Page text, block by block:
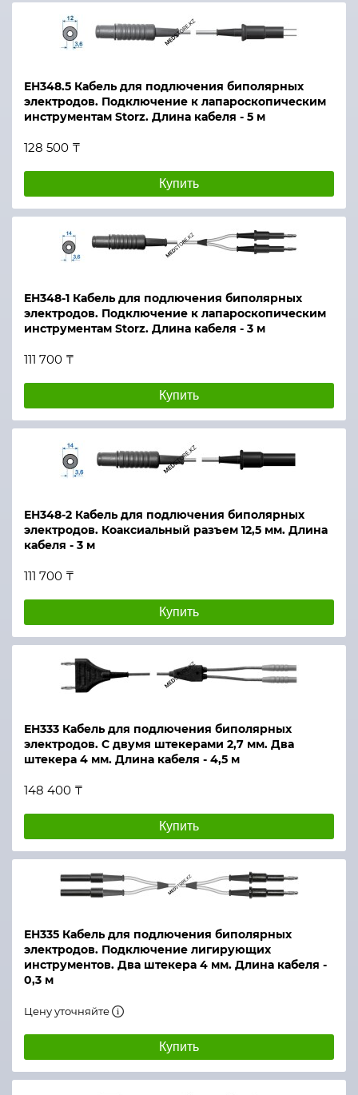
ЕН348.5 Кабель для подлючения биполярных
электродов. Подключение к лапароскопическим
инструментам Storz. Длина кабеля - 5 м
128 500 ₸
Купить
ЕН348-1 Кабель для подлючения биполярных
электродов. Подключение к лапароскопическим
инструментам Storz. Длина кабеля - 3 м
111 700 ₸
Купить
ЕН348-2 Кабель для подлючения биполярных
электродов. Коаксиальный разъем 12,5 мм. Длина
кабеля - 3 м
111 700 ₸
Купить
ЕН333 Кабель для подлючения биполярных
электродов. С двумя штекерами 2,7 мм. Два
штекера 4 мм. Длина кабеля - 4,5 м
148 400 ₸
Купить
ЕН335 Кабель для подлючения биполярных
электродов. Подключение лигирующих
инструментов. Два штекера 4 мм. Длина кабеля -
0,3 м
Цену уточняйте
Купить